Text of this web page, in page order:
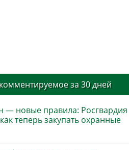
за 30 дней
— новые правила: Росгвардия
теперь закупать охранные